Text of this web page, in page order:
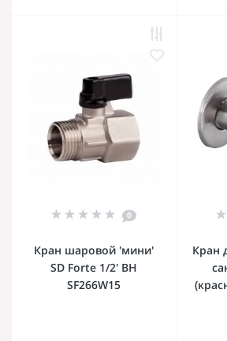
0
Кран шаровой 'мини'
SD Forte 1/2' ВН
SF266W15
Кран